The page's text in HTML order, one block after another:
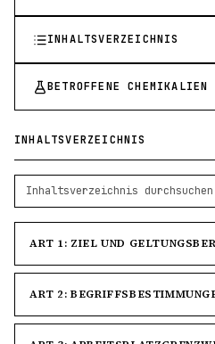
INHALTSVERZEICHNIS
BETROFFENE CHEMIKALIEN
INHALTSVERZEICHNIS
ART 1: ZIEL UND
ART 2: